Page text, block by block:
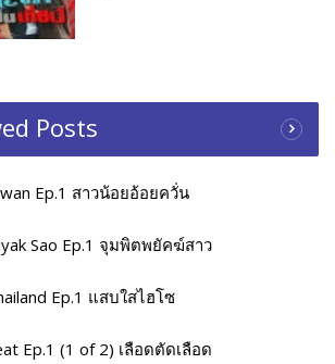
Posts
Ep.1 สาวน้อยอ้อยควั่น
Sao Ep.1 จุมพิตพยัคฆ์สาว
Ep.1 แสบใสไฮโซ
Ep.1 (1 of 2) เลือดตัดเลือด